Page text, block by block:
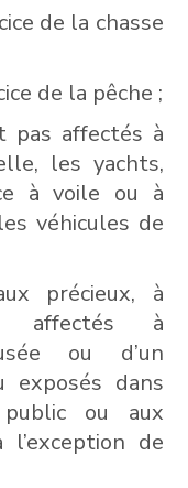
de la chasse
de la pêche ;
pas affectés à
les yachts,
à voile ou à
véhicules de
précieux, à
affectés à
ou d’un
exposés dans
ou aux
de